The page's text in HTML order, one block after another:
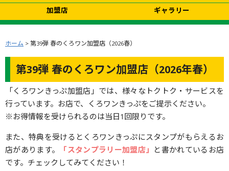
加盟店
ギャラリー
ホーム > 第39弾 春のくろワン加盟店（2026春）
第39弾 春のくろワン加盟店（2026年春）
「くろワンきっぷ加盟店」では、様々なトクトク・サービスを
行っています。お店で、くろワンきっぷをご提示ください。
※お得情報を受けられるのは当日1回限りです。
また、特典を受けるとくろワンきっぷにスタンプがもらえるお
店があります。
「スタンプラリー加盟店」 と書かれているお店
です。チェックしてみてください！